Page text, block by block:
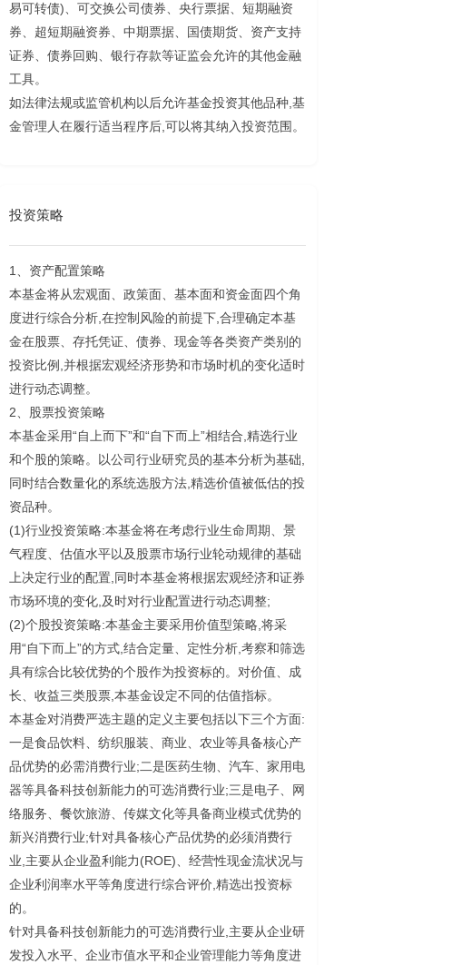
易可转债)、可交换公司债券、央行票据、短期融资
券、超短期融资券、中期票据、国债期货、资产支持
证券、债券回购、银行存款等证监会允许的其他金融
工具。
如法律法规或监管机构以后允许基金投资其他品种,基
金管理人在履行适当程序后,可以将其纳入投资范围。
投资策略
1、资产配置策略
本基金将从宏观面、政策面、基本面和资金面四个角
度进行综合分析,在控制风险的前提下,合理确定本基
金在股票、存托凭证、债券、现金等各类资产类别的
投资比例,并根据宏观经济形势和市场时机的变化适时
进行动态调整。
2、股票投资策略
本基金采用“自上而下”和“自下而上”相结合,精选行业
和个股的策略。以公司行业研究员的基本分析为基础,
同时结合数量化的系统选股方法,精选价值被低估的投
资品种。
(1)行业投资策略:本基金将在考虑行业生命周期、景
气程度、估值水平以及股票市场行业轮动规律的基础
上决定行业的配置,同时本基金将根据宏观经济和证券
市场环境的变化,及时对行业配置进行动态调整;
(2)个股投资策略:本基金主要采用价值型策略,将采
用“自下而上”的方式,结合定量、定性分析,考察和筛选
具有综合比较优势的个股作为投资标的。对价值、成
长、收益三类股票,本基金设定不同的估值指标。
本基金对消费严选主题的定义主要包括以下三个方面:
一是食品饮料、纺织服装、商业、农业等具备核心产
品优势的必需消费行业;二是医药生物、汽车、家用电
器等具备科技创新能力的可选消费行业;三是电子、网
络服务、餐饮旅游、传媒文化等具备商业模式优势的
新兴消费行业;针对具备核心产品优势的必须消费行
业,主要从企业盈利能力(ROE)、经营性现金流状况与
企业利润率水平等角度进行综合评价,精选出投资标
的。
针对具备科技创新能力的可选消费行业,主要从企业研
发投入水平、企业市值水平和企业管理能力等角度进